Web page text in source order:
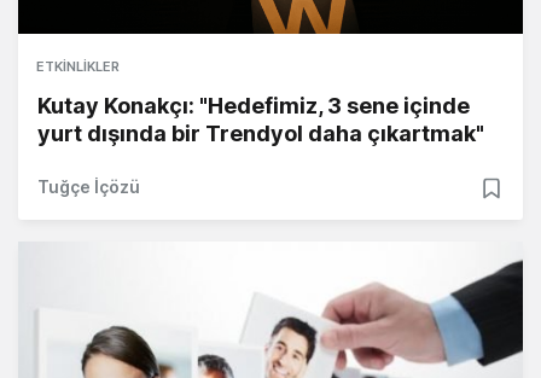
ETKINLIKLER
Kutay Konakçı: "Hedefimiz, 3 sene içinde
yurt dışında bir Trendyol daha çıkartmak"
Tuğçe İçözü